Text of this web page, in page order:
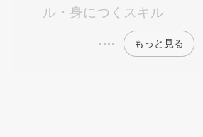
ル・身につくスキル
もっと見る